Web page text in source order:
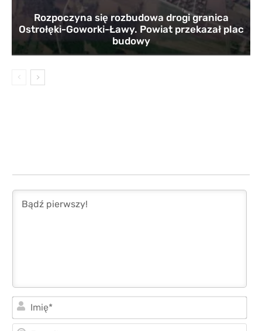
Rozpoczyna się rozbudowa drogi granica
Ostrołęki-Goworki-Ławy. Powiat przekazał plac
budowy